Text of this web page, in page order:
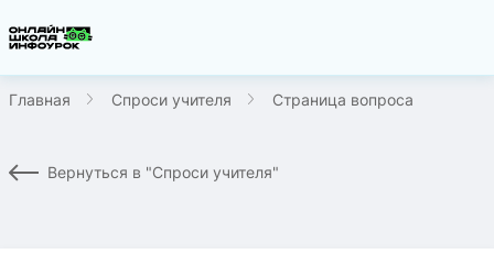
Главная Спроси учителя Страница вопроса
Вернуться в "Спроси учителя"